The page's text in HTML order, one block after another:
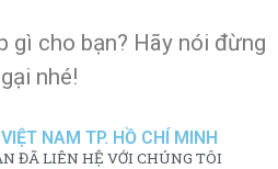
gì cho bạn? Hãy nói đừng
nhé!
NAM TP. HỒ CHÍ MINH
ĐÃ LIÊN HỆ VỚI CHÚNG TÔI